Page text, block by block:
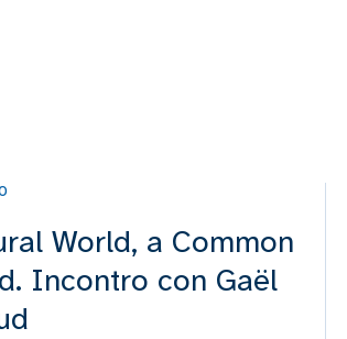
World, a Common
Incontro con Gaël